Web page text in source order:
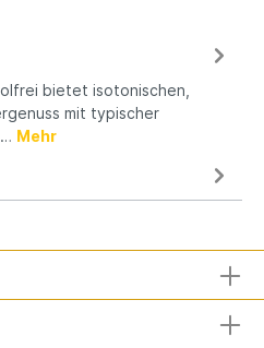
bietet isotonischen,
mit typischer
Mehr